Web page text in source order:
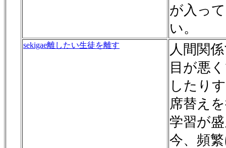
が入っ
い。
sekigae離したい生徒を離す
人間関
目が悪
したり
席替え
学習が
今、頻